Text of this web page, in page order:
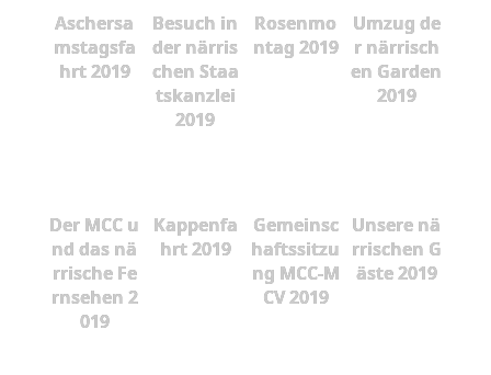
Aschersa
mstagsfa
hrt 2019
Besuch in
der närris
chen Staa
tskanzlei
2019
Rosenmo
ntag 2019
Umzug de
r närrisch
en Garden
2019
Der MCC u
nd das nä
rrische Fe
rnsehen 2
019
Kappenfa
hrt 2019
Gemeinsc
haftssitzu
ng MCC-M
CV 2019
Unsere nä
rrischen G
äste 2019